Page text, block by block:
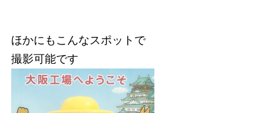
ほかにもこんなスポットで
撮影可能です